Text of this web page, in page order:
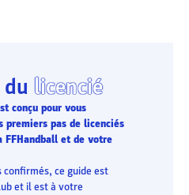
licencié
conçu pour vous
premiers pas de licenciés
FFHandball et de votre
confirmés, ce guide est
et il est à votre